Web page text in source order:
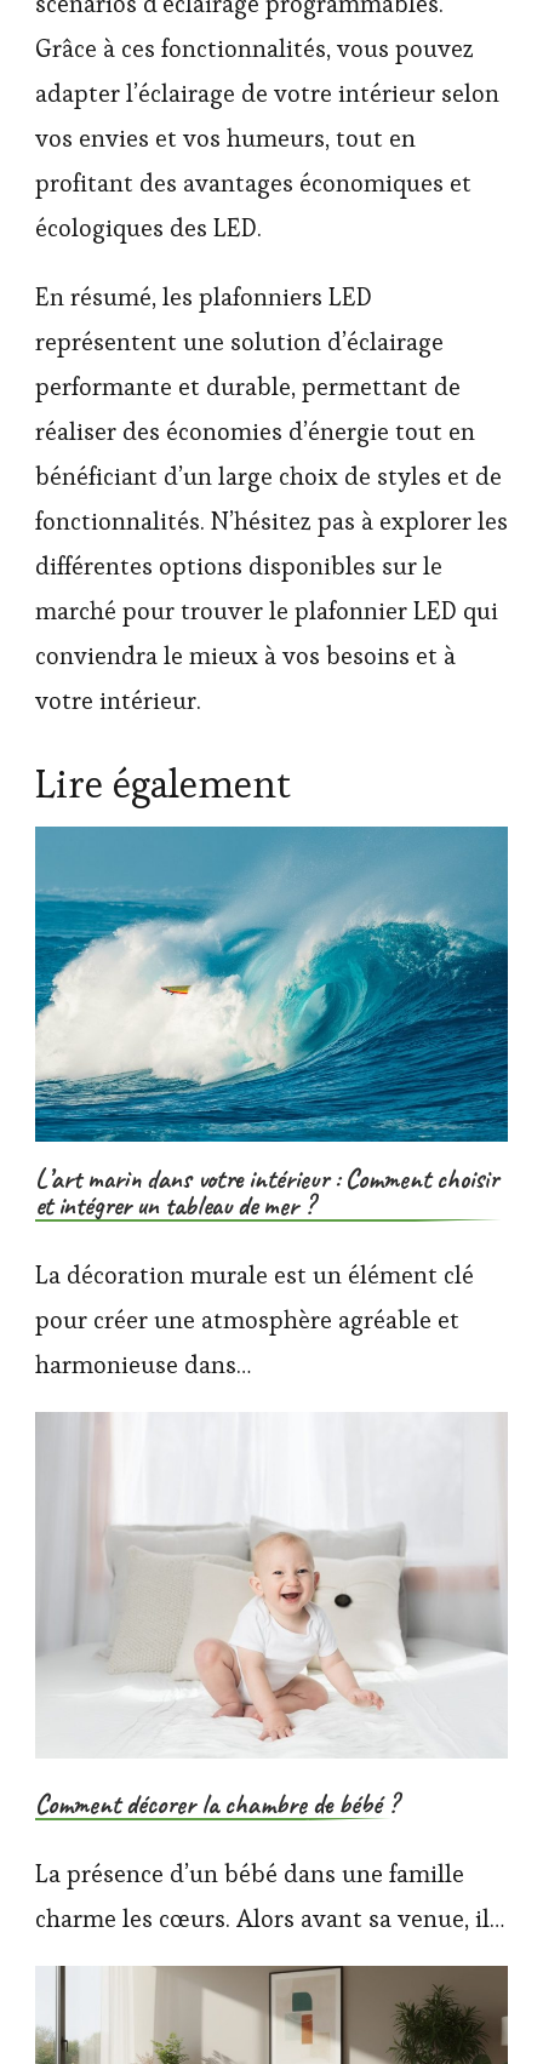
Grâce à ces fonctionnalités, vous pouvez
adapter l’éclairage de votre intérieur selon
vos envies et vos humeurs, tout en
profitant des avantages économiques et
écologiques des LED.
En résumé, les plafonniers LED
représentent une solution d’éclairage
performante et durable, permettant de
réaliser des économies d’énergie tout en
bénéficiant d’un large choix de styles et de
fonctionnalités. N’hésitez pas à explorer les
différentes options disponibles sur le
marché pour trouver le plafonnier LED qui
conviendra le mieux à vos besoins et à
votre intérieur.
Lire également
L’art marin dans votre intérieur : Comment choisir
et intégrer un tableau de mer ?
La décoration murale est un élément clé
pour créer une atmosphère agréable et
harmonieuse dans…
Comment décorer la chambre de bébé ?
La présence d’un bébé dans une famille
charme les cœurs. Alors avant sa venue, il…